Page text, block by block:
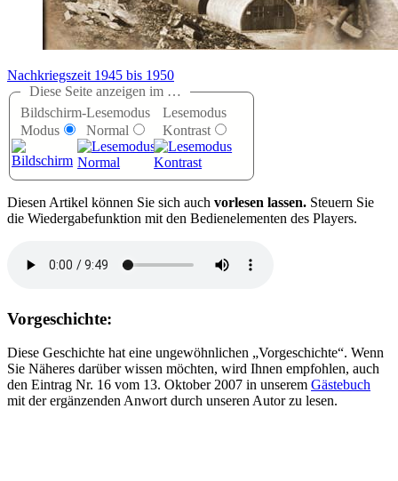
Nachkriegszeit 1945 bis 1950
Diese Seite anzeigen im …
Bildschirm-
Modus
Lesemodus
Normal
Lesemodus
Kontrast
Diesen Artikel können Sie sich auch vorlesen lassen. Steuern Sie
die Wiedergabefunktion mit den Bedienelementen des Players.
Vorgeschichte:
Diese Geschichte hat eine ungewöhnlichen Vorgeschichte . Wenn
Sie Näheres darüber wissen möchten, wird Ihnen empfohlen, auch
den Eintrag Nr. 16 vom 13. Oktober 2007 in unserem Gästebuch
mit der ergänzenden Anwort durch unseren Autor zu lesen.